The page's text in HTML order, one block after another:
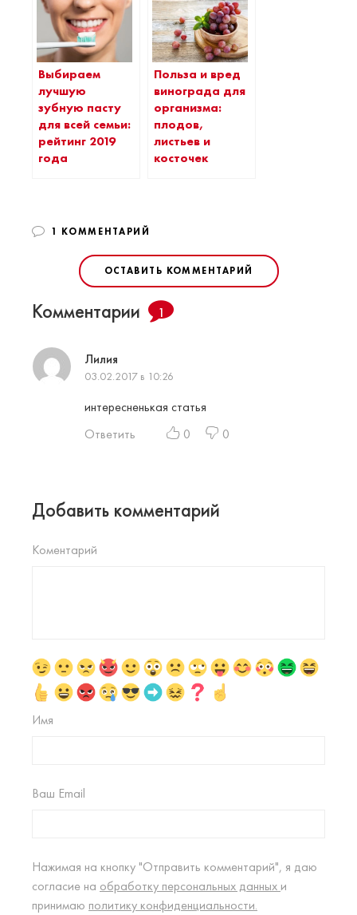
Выбираем
лучшую
зубную пасту
для всей семьи:
рейтинг 2019
года
Польза и вред
винограда для
организма:
плодов,
листьев и
косточек
1 КОММЕНТАРИЙ
ОСТАВИТЬ КОММЕНТАРИЙ
Комментарии 1
Лилия
03.02.2017 в 10:26
интересненькая статья
Ответить
0 0
Добавить комментарий
Коментарий
Имя
Ваш Email
Нажимая на кнопку "Отправить комментарий", я даю
согласие на обработку персональных данных и
принимаю политику конфиденциальности.